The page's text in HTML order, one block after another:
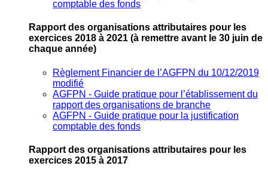
comptable des fonds
Rapport des organisations attributaires pour les
exercices 2018 à 2021 (à remettre avant le 30 juin de
chaque année)
Règlement Financier de l’AGFPN du 10/12/2019
modifié
AGFPN ‐ Guide pratique pour l’établissement du
rapport des organisations de branche
AGFPN ‐ Guide pratique pour la justification
comptable des fonds
Rapport des organisations attributaires pour les
exercices 2015 à 2017